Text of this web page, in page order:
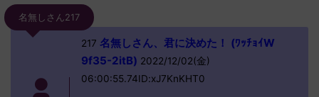
名無しさん217
217 名無しさん、君に決めた！ (ﾜｯﾁｮｲW
9f35-2itB) 2022/12/02(金)
06:00:55.74ID:xJ7KnKHT0